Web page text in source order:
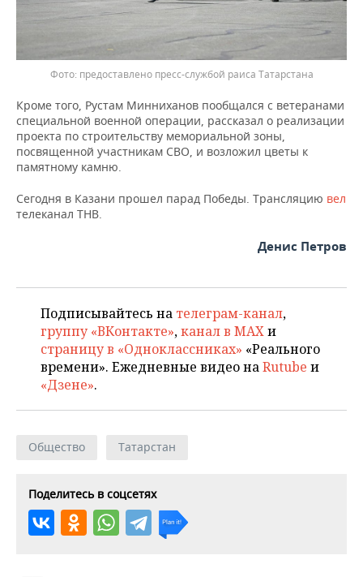
предоставлено пресс-службой раиса Татарстана
Кроме того, Рустам Минниханов пообщался с ветеранами
специальной военной операции, рассказал о реализации
проекта по строительству мемориальной зоны,
посвященной участникам СВО, и возложил цветы к
памятному камню.
Сегодня в Казани прошел парад Победы. Трансляцию вел
телеканал ТНВ.
Денис Петров
Подписывайтесь на телеграм-канал,
группу «ВКонтакте»,канал в MAXи
страницу в «Одноклассниках» «Реального
времени». Ежедневные видео наRutube и
«Дзене».
Общество Татарстан
Поделитесь в соцсетях